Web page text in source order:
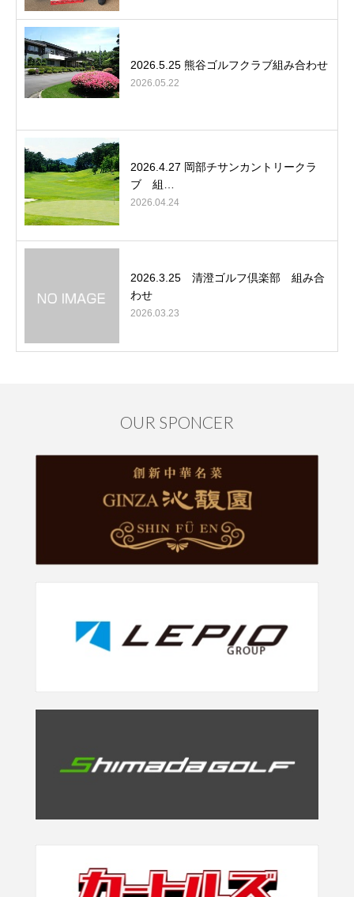
2026.5.25 熊谷ゴルフクラブ組み合わせ
2026.05.22
2026.4.27 岡部チサンカントリークラ
ブ 組…
2026.04.24
2026.3.25 清澄ゴルフ倶楽部 組み合
わせ
2026.03.23
OUR SPONCER